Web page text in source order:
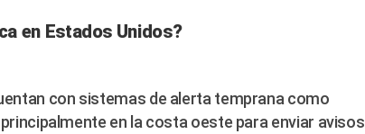
en Estados Unidos?
con sistemas de alerta temprana como
en la costa oeste para enviar avisos